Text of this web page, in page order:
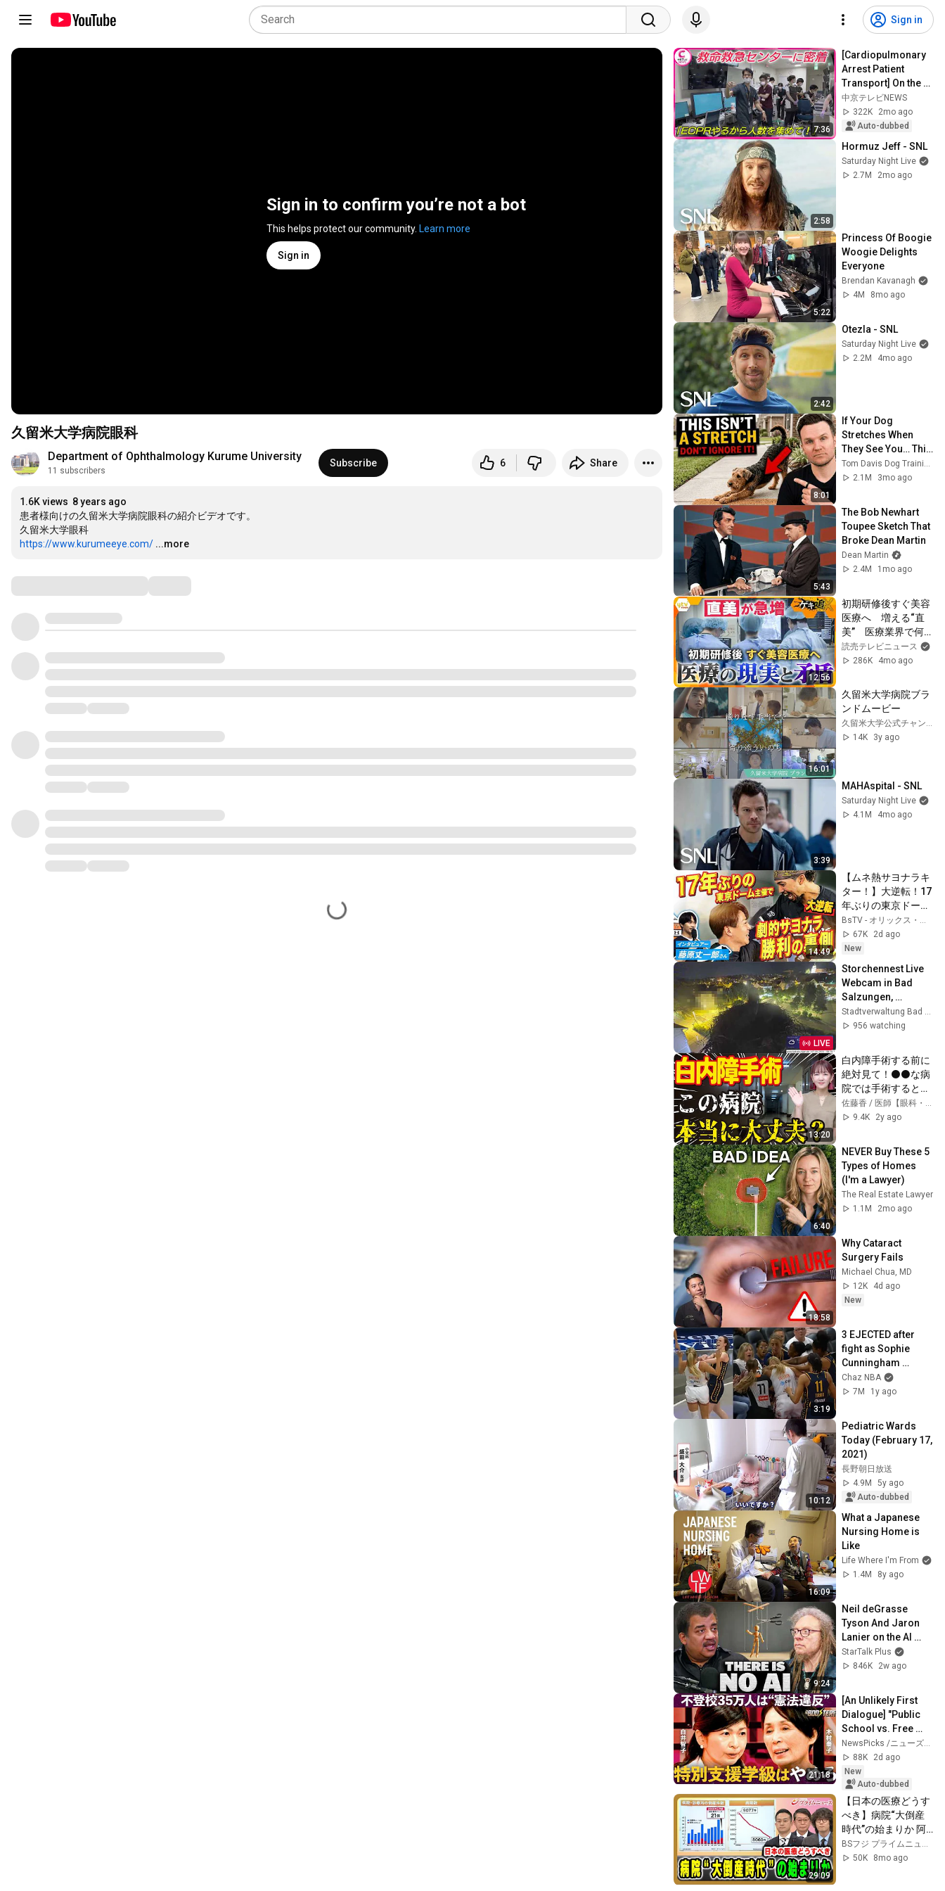
Sign in
Sign in to confirm you’re not a bot
This helps protect our community. Learn more
Sign in
久留米大学病院眼科
Department of Ophthalmology Kurume University
11 subscribers
Subscribe 6 Share
1.6K views 8 years ago
患者様向けの久留米大学病院眼科の紹介ビデオです。
https://www.kurumeeye.com/ ...more
7:36
[Cardiopulmonary
Arrest Patient
Transport] On the
Front Lines of
Saving Lives: Inside
a Critical ...
中京テレビNEWS
322K
2mo ago
Auto-dubbed
2:58
Hormuz Jeff - SNL
Saturday Night Live
2.7M
2mo ago
5:22
Princess Of Boogie
Woogie Delights
Everyone
Brendan Kavanagh
4M
8mo ago
2:42
Otezla - SNL
Saturday Night Live
2.2M
4mo ago
8:01
If Your Dog
Stretches When
They See You… This
Is What It Really
Means
2.1M
3mo ago
5:43
The Bob Newhart
Toupee Sketch That
Broke Dean Martin
Dean Martin
2.4M
1mo ago
12:56
初期研修後すぐ美容
医療へ　増える“直
美”　医療業界で何
が【かんさい情報ネ
ット ten.特集/ゲキ追
読売テレビニュース
286K
4mo ago
16:01
久留米大学病院ブラ
ンドムービー
久留米大学公式チャンネル
14K
3y ago
3:39
MAHAspital - SNL
Saturday Night Live
4.1M
4mo ago
14:49
【ムネ熱サヨナラキ
ター！】大逆転！17
年ぶりの東京ドーム
主催でサヨナラ勝利
の裏側！
BsTV - オリックス・バファローズ 公式
67K
2d ago
New
LIVE
Storchennest Live
Webcam in Bad
Salzungen,
Thüringen
Stadtverwaltung Bad Salzungen
956 watching
13:20
白内障手術する前に
絶対見て！⚫⚫な病
院では手術すると失
明のリスク高まりま
す
佐藤香 / 医師【眼科・サージャン】
9.4K
2y ago
6:40
NEVER Buy These 5
Types of Homes
(I'm a Lawyer)
The Real Estate Lawyer
1.1M
2mo ago
18:58
Why Cataract
Surgery Fails
Michael Chua, MD
12K
4d ago
New
3:19
3 EJECTED after
fight as Sophie
Cunningham
stands up for
Caitlin Clark
Chaz NBA
7M
1y ago
10:12
Pediatric Wards
Today (February 17,
2021)
長野朝日放送
4.9M
5y ago
Auto-dubbed
16:09
What a Japanese
Nursing Home is
Like
Life Where I'm From
1.4M
8y ago
9:24
Neil deGrasse
Tyson And Jaron
Lanier on the AI
Illusion
StarTalk Plus
846K
2w ago
21:18
[An Unlikely First
Dialogue] "Public
School vs. Free
School": Opposing
Reformers Clash /
Strategi...
NewsPicks /ニューズピックス
88K
2d ago
New
Auto-dubbed
29:09
【日本の医療どうす
べき】病院“大倒産
時代”の始まりか 阿
部圭史×熊谷賴佳×斎
藤幸平  2025/11/19
50K
8mo ago